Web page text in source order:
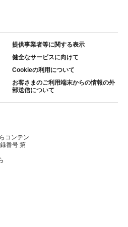
提供事業者等に関する表示
健全なサービスに向けて
Cookieの利用について
お客さまのご利用端末からの情報の外
部送信について
コンテン
番号 第